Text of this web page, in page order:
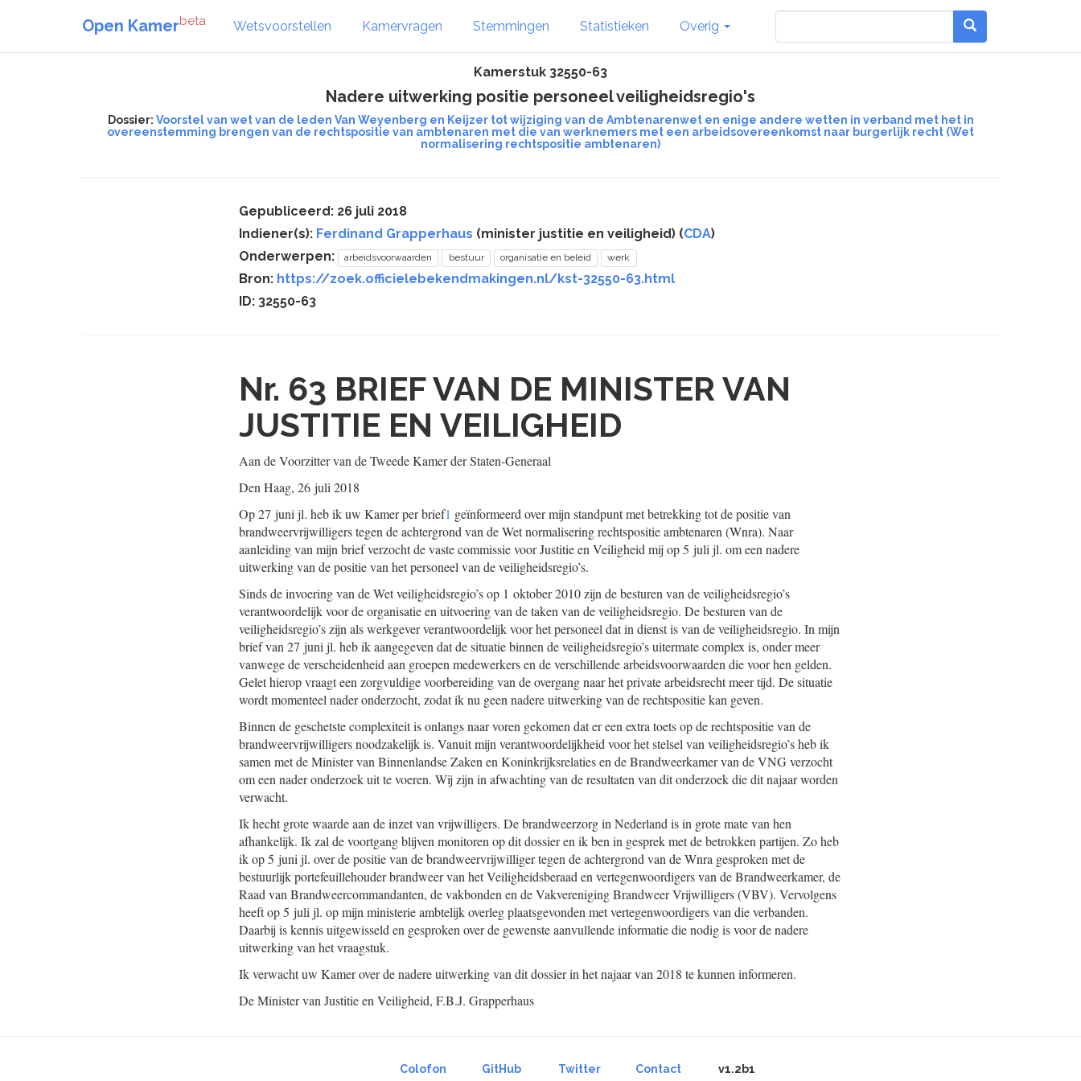
Open Kamerbeta Wetsvoorstellen Kamervragen Stemmingen Statistieken Overig
Kamerstuk 32550-63
Nadere uitwerking positie personeel veiligheidsregio's
Dossier: Voorstel van wet van de leden Van Weyenberg en Keijzer tot wijziging van de Ambtenarenwet en enige andere wetten in verband met het in
overeenstemming brengen van de rechtspositie van ambtenaren met die van werknemers met een arbeidsovereenkomst naar burgerlijk recht (Wet
normalisering rechtspositie ambtenaren)
Gepubliceerd: 26 juli 2018
Indiener(s): Ferdinand Grapperhaus (minister justitie en veiligheid) (CDA)
Onderwerpen:
arbeidsvoorwaarden bestuur organisatie en beleid werk
Bron: https://zoek.officielebekendmakingen.nl/kst-32550-63.html
ID: 32550-63
Nr. 63 BRIEF VAN DE MINISTER VAN
JUSTITIE EN VEILIGHEID
Aan de Voorzitter van de Tweede Kamer der Staten-Generaal
Den Haag, 26 juli 2018
Op 27 juni jl. heb ik uw Kamer per brief1 geïnformeerd over mijn standpunt met betrekking tot de positie van
brandweervrijwilligers tegen de achtergrond van de Wet normalisering rechtspositie ambtenaren (Wnra). Naar
aanleiding van mijn brief verzocht de vaste commissie voor Justitie en Veiligheid mij op 5 juli jl. om een nadere
uitwerking van de positie van het personeel van de veiligheidsregio’s.
Sinds de invoering van de Wet veiligheidsregio’s op 1 oktober 2010 zijn de besturen van de veiligheidsregio’s
verantwoordelijk voor de organisatie en uitvoering van de taken van de veiligheidsregio. De besturen van de
veiligheidsregio’s zijn als werkgever verantwoordelijk voor het personeel dat in dienst is van de veiligheidsregio. In mijn
brief van 27 juni jl. heb ik aangegeven dat de situatie binnen de veiligheidsregio’s uitermate complex is, onder meer
vanwege de verscheidenheid aan groepen medewerkers en de verschillende arbeidsvoorwaarden die voor hen gelden.
Gelet hierop vraagt een zorgvuldige voorbereiding van de overgang naar het private arbeidsrecht meer tijd. De situatie
wordt momenteel nader onderzocht, zodat ik nu geen nadere uitwerking van de rechtspositie kan geven.
Binnen de geschetste complexiteit is onlangs naar voren gekomen dat er een extra toets op de rechtspositie van de
brandweervrijwilligers noodzakelijk is. Vanuit mijn verantwoordelijkheid voor het stelsel van veiligheidsregio’s heb ik
samen met de Minister van Binnenlandse Zaken en Koninkrijksrelaties en de Brandweerkamer van de VNG verzocht
om een nader onderzoek uit te voeren. Wij zijn in afwachting van de resultaten van dit onderzoek die dit najaar worden
verwacht.
Ik hecht grote waarde aan de inzet van vrijwilligers. De brandweerzorg in Nederland is in grote mate van hen
afhankelijk. Ik zal de voortgang blijven monitoren op dit dossier en ik ben in gesprek met de betrokken partijen. Zo heb
ik op 5 juni jl. over de positie van de brandweervrijwilliger tegen de achtergrond van de Wnra gesproken met de
bestuurlijk portefeuillehouder brandweer van het Veiligheidsberaad en vertegenwoordigers van de Brandweerkamer, de
Raad van Brandweercommandanten, de vakbonden en de Vakvereniging Brandweer Vrijwilligers (VBV). Vervolgens
heeft op 5 juli jl. op mijn ministerie ambtelijk overleg plaatsgevonden met vertegenwoordigers van die verbanden.
Daarbij is kennis uitgewisseld en gesproken over de gewenste aanvullende informatie die nodig is voor de nadere
uitwerking van het vraagstuk.
Ik verwacht uw Kamer over de nadere uitwerking van dit dossier in het najaar van 2018 te kunnen informeren.
De Minister van Justitie en Veiligheid, F.B.J. Grapperhaus
Colofon GitHub Twitter Contact v1.2b1